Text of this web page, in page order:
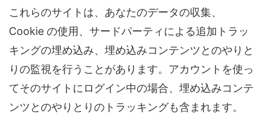
これらのサイトは、あなたのデータの収集、
Cookie の使用、サードパーティによる追加トラッ
キングの埋め込み、埋め込みコンテンツとのやりと
りの監視を行うことがあります。アカウントを使っ
てそのサイトにログイン中の場合、埋め込みコンテ
ンツとのやりとりのトラッキングも含まれます。